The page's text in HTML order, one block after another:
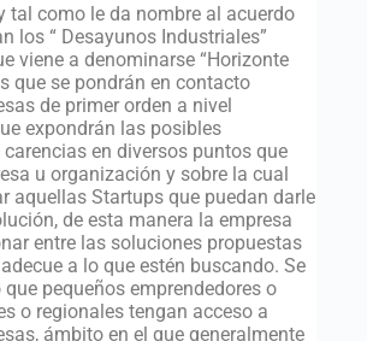
tal como le da nombre al acuerdo
los “ Desayunos Industriales”
viene a denominarse “Horizonte
que se pondrán en contacto
de primer orden a nivel
expondrán las posibles
en diversos puntos que
u organización y sobre la cual
aquellas Startups que puedan darle
de esta manera la empresa
entre las soluciones propuestas
a lo que estén buscando. Se
pequeños emprendedores o
o regionales tengan acceso a
ámbito en el que generalmente